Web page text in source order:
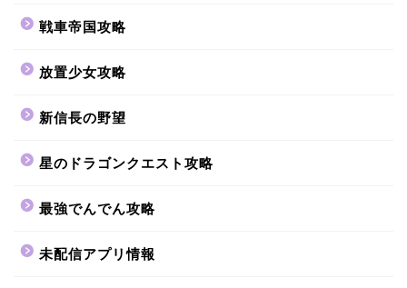
戦車帝国攻略
放置少女攻略
新信長の野望
星のドラゴンクエスト攻略
最強でんでん攻略
未配信アプリ情報